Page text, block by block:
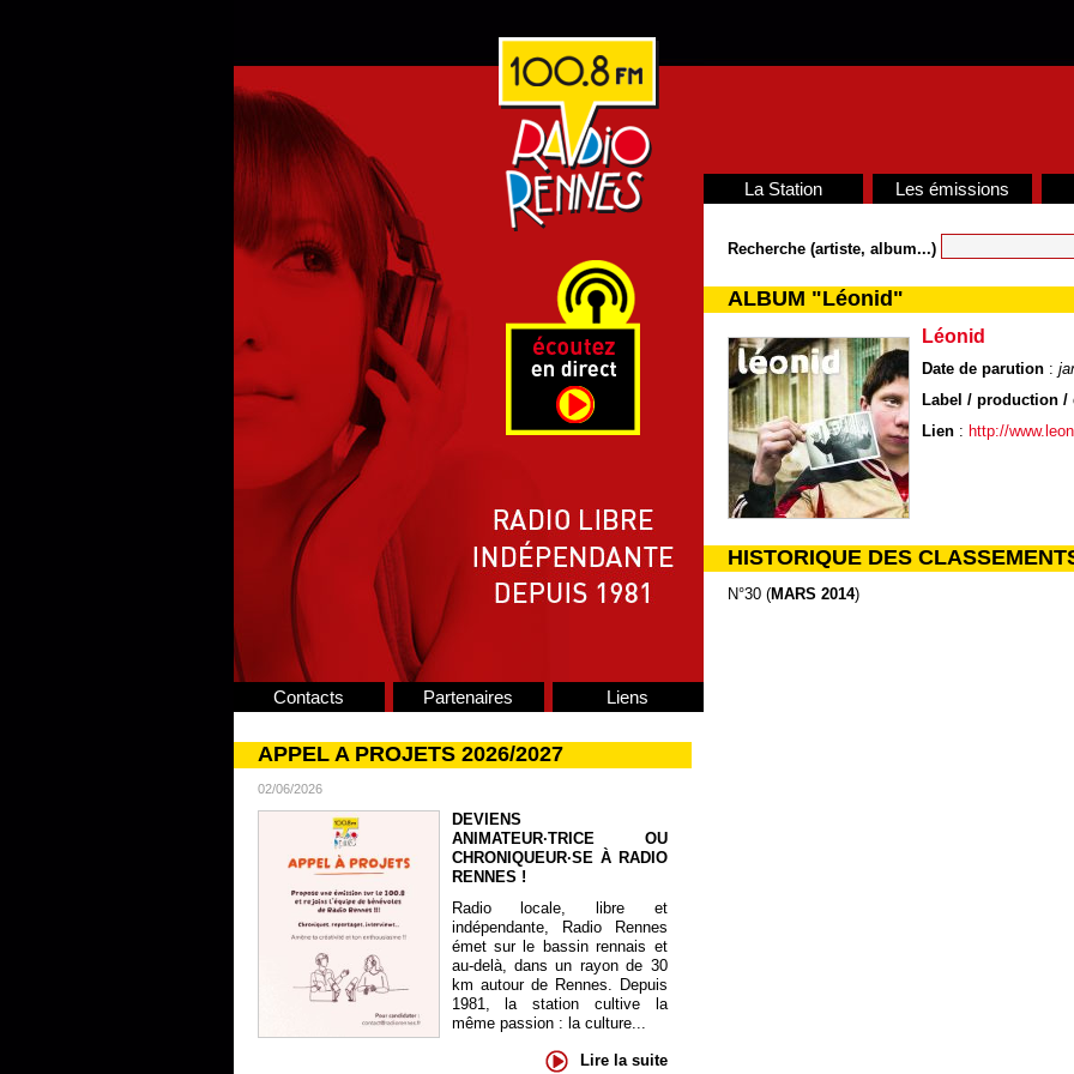
Contacts Partenaires Liens
APPEL A PROJETS 2026/2027
02/06/2026
DEVIENS
ANIMATEUR·TRICE OU
CHRONIQUEUR·SE À RADIO
RENNES !
Radio locale, libre et
indépendante, Radio Rennes
émet sur le bassin rennais et
au-delà, dans un rayon de 30
km autour de Rennes. Depuis
1981, la station cultive la
même passion : la culture...
Lire la suite
La Station Les émissions
Recherche (artiste, album...)
ALBUM "Léonid"
Léonid
Date de parution:
Label / production
Lien: http://
HISTORIQUE DES
N°30 (MARS 2014)